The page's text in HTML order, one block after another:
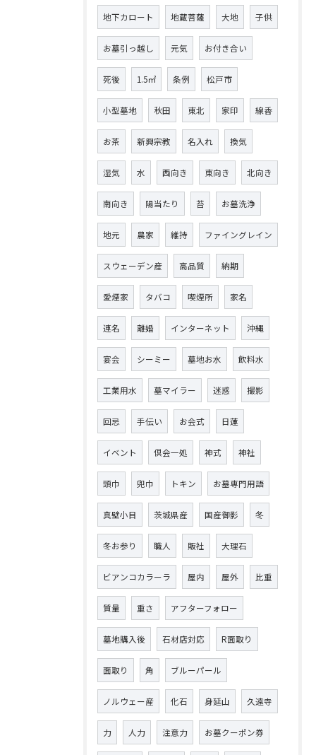
地下カロート 地蔵菩薩 大地 子供
お墓引っ越し 元気 お付き合い
死後 1.5㎡ 条例 松戸市
小型墓地 秋田 東北 家印 線香
お茶 新興宗教 名入れ 換気
湿気 水 西向き 東向き 北向き
南向き 陽当たり 苔 お墓洗浄
地元 農家 維持 ファイングレイン
スウェーデン産 高品質 納期
愛煙家 タバコ 喫煙所 家名
連名 離婚 インターネット 沖縄
宴会 シーミー 墓地お水 飲料水
工業用水 墓マイラー 迷惑 撮影
回忌 手伝い お会式 日蓮
イベント 倶会一処 神式 神社
頭巾 兜巾 トキン お墓専門用語
真壁小目 茨城県産 国産御影 冬
冬お参り 職人 販社 大理石
ビアンコカラーラ 屋内 屋外 比重
質量 重さ アフターフォロー
墓地購入後 石材店対応 R面取り
面取り 角 ブルーパール
ノルウェー産 化石 身延山 久遠寺
力 人力 注意力 お墓クーポン券